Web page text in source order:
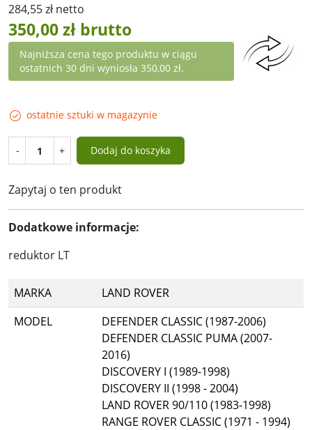
284,55 zł netto
350,00 zł brutto
Najniższa cena tego produktu w ciągu
ostatnich 30 dni wyniosła 350,00 zł.
ostatnie sztuki w magazynie
- + Dodaj do koszyka
Zapytaj o ten produkt
Dodatkowe informacje:
reduktor LT
MARKA
LAND ROVER
MODEL
DEFENDER CLASSIC (1987-2006)
DEFENDER CLASSIC PUMA (2007-
2016)
DISCOVERY I (1989-1998)
DISCOVERY II (1998 - 2004)
LAND ROVER 90/110 (1983-1998)
RANGE ROVER CLASSIC (1971 - 1994)